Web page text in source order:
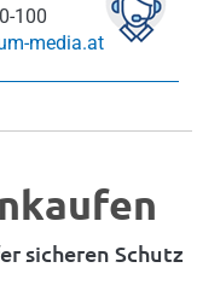
100
media.at
sicheren Schutz